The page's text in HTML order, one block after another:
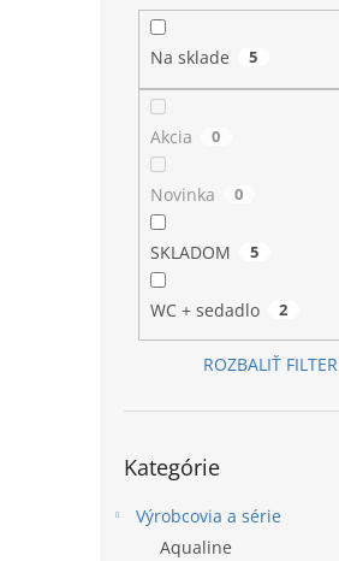
Na sklade 5
Akcia 0
Novinka 0
SKLADOM 5
WC + sedadlo 2
ROZBALIŤ FILTER
kategórie
Kategórie
Výrobcovia a série
Aqualine